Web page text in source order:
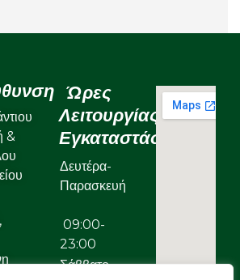
&
Ώρες
Λειτουργίας
Εγκαταστάσεων
Δευτέρα-
Παρασκευή
09:00-
23:00
Σάββατο